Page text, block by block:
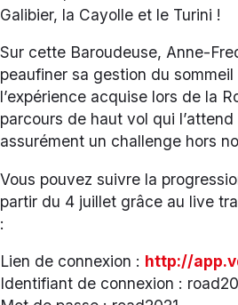
Galibier, la Cayolle et le Turini !
Sur cette Baroudeuse, Anne-
peaufiner sa gestion du sommeil
l’expérience acquise lors de la
parcours de haut vol qui
assurément un challenge hors
Vous pouvez suivre la
partir du 4 juillet grâce au live
:
Lien de connexion : http://
Identifiant de connexion :